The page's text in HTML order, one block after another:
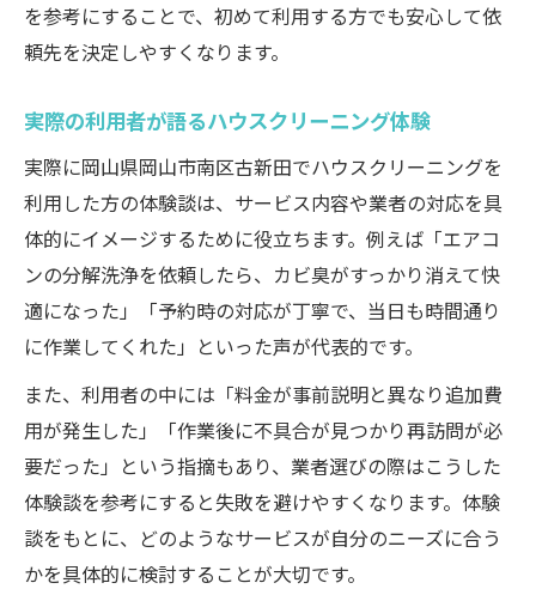
を参考にすることで、初めて利用する方でも安心して依
頼先を決定しやすくなります。
実際の利用者が語るハウスクリーニング体験
実際に岡山県岡山市南区古新田でハウスクリーニングを
利用した方の体験談は、サービス内容や業者の対応を具
体的にイメージするために役立ちます。例えば「エアコ
ンの分解洗浄を依頼したら、カビ臭がすっかり消えて快
適になった」「予約時の対応が丁寧で、当日も時間通り
に作業してくれた」といった声が代表的です。
また、利用者の中には「料金が事前説明と異なり追加費
用が発生した」「作業後に不具合が見つかり再訪問が必
要だった」という指摘もあり、業者選びの際はこうした
体験談を参考にすると失敗を避けやすくなります。体験
談をもとに、どのようなサービスが自分のニーズに合う
かを具体的に検討することが大切です。